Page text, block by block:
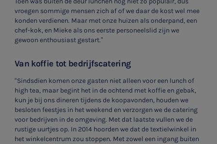
SNEL UW ANTWOORD VINDEN
Typ hieronder uw zoekterm

vroegen sommige mensen zich af of we daar de kost wel mee
konden verdienen. Maar met onze huizen als onderpand, een
chef-kok, en Mieke als ons eerste personeelslid zijn we
gewoon enthousiast gestart.”
Van koffie tot bedrijfscatering
“Sindsdien komen onze gasten niet alleen voor een lunch of
high tea, maar begint het in de ochtend met koffie en gebak,
kun je bij ons dineren tijdens de koopavonden, houden we
besloten feestjes in het weekend en verzorgen we de catering
voor bedrijven in de omgeving. Met dat laatste vullen we de
rustige uurtjes op. In 2014 hoorden we dat de textielwinkel in
het winkelcentrum zou stoppen. Met zowel een ingang buiten